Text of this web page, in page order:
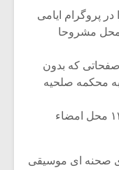
در پروگرام ایامی
مشروحا
صفحاتی که بدون
محکمه صلحیه
صحنه ای موسیقی
موسیقی
موسیقی